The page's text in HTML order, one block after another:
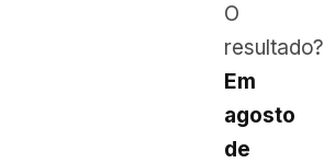
O
resultado?
Em
agosto
de